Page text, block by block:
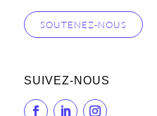
SOUTENEZ-NOUS
SUIVEZ-NOUS